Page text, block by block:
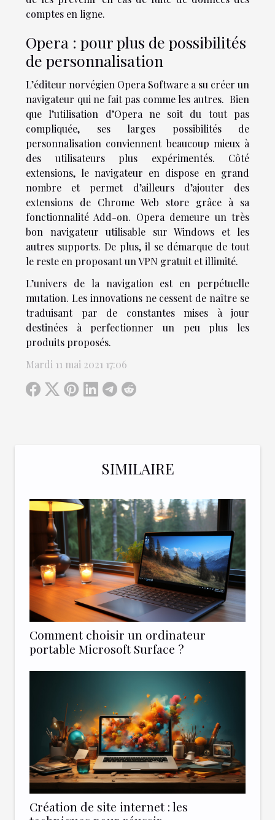
comptes en ligne.
Opera : pour plus de possibilités
de personnalisation
L’éditeur norvégien Opera Software a su créer un
navigateur qui ne fait pas comme les autres. Bien
que l’utilisation d’Opera ne soit du tout pas
compliquée, ses larges possibilités de
personnalisation conviennent beaucoup mieux à
des utilisateurs plus expérimentés. Côté
extensions, le navigateur en dispose en grand
nombre et permet d’ailleurs d’ajouter des
extensions de Chrome Web store grâce à sa
fonctionnalité Add-on. Opera demeure un très
bon navigateur utilisable sur Windows et les
autres supports. De plus, il se démarque de tout
le reste en proposant un VPN gratuit et illimité.
L’univers de la navigation est en perpétuelle
mutation. Les innovations ne cessent de naître se
traduisant par de constantes mises à jour
destinées à perfectionner un peu plus les
produits proposés.
Mardi 11 mai 2021 17:06
SIMILAIRE
Comment choisir un ordinateur
portable Microsoft Surface ?
Création de site internet : les